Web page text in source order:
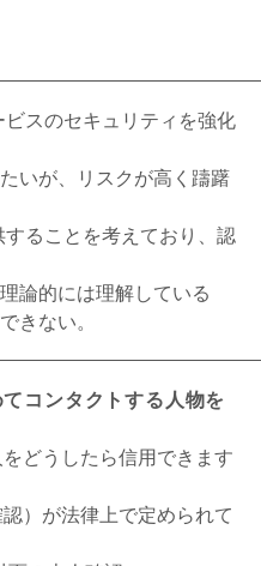
スのセキュリティを強化
いが、リスクが高く躊躇
ることを考えており、認
論的には理解している
きない。
ンタクトする人物を
どうしたら信用できます
）が法律上で定められて